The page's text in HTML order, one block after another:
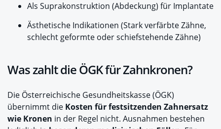
Als Suprakonstruktion (Abdeckung) für Implantate
Ästhetische Indikationen (Stark verfärbte Zähne,
schlecht geformte oder schiefstehende Zähne)
Was zahlt die ÖGK für Zahnkronen?
Die Österreichische Gesundheitskasse (ÖGK)
übernimmt die Kosten für festsitzenden Zahnersatz
wie Kronen in der Regel nicht. Ausnahmen bestehen